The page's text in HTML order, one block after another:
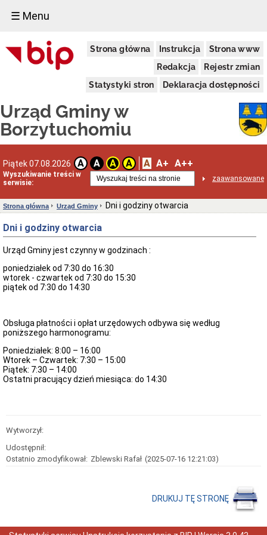
☰ Menu
Strona główna Instrukcja
Strona www
Redakcja
Rejestr zmian
Statystyki stron
Deklaracja dostępności
Urząd Gminy w
Borzytuchomiu
Piątek 07.08.2026 A A A A A A+ A++
Wyszukiwanie treści w
serwisie:
zaawansowane
Urząd
Gminy
Informacja
dróg
na
terenie
Gminy
Borzytuchom
sezonie
zimowym
2025/2026
Wójta
Gminy
Borzytuchom
o
Gminy
do
preferencyjnego
zakupu
(węgla)
z
przeznaczeniem
dla
gospodarstw
domowych
Wiadomości
i
godziny
wniosków
Strona główna Urząd Gminy Dni i godziny otwarcia
Dni i godziny otwarcia
Urząd Gminy jest czynny w godzinach :
poniedziałek od 7:30 do 16:30
wtorek - czwartek od 7:30 do 15:30
piątek od 7:30 do 14:30
Obsługa płatności i opłat urzędowych odbywa się według
poniższego harmonogramu:
Poniedziałek: 8:00 – 16:00
Wtorek – Czwartek: 7:30 – 15:00
Piątek: 7:30 – 14:00
Ostatni pracujący dzień miesiąca: do 14:30
Wytworzył:
Udostępnił:
Ostatnio zmodyfikował: Zblewski Rafał (2025-07-16 12:21:03)
DRUKUJ TĘ STRONĘ